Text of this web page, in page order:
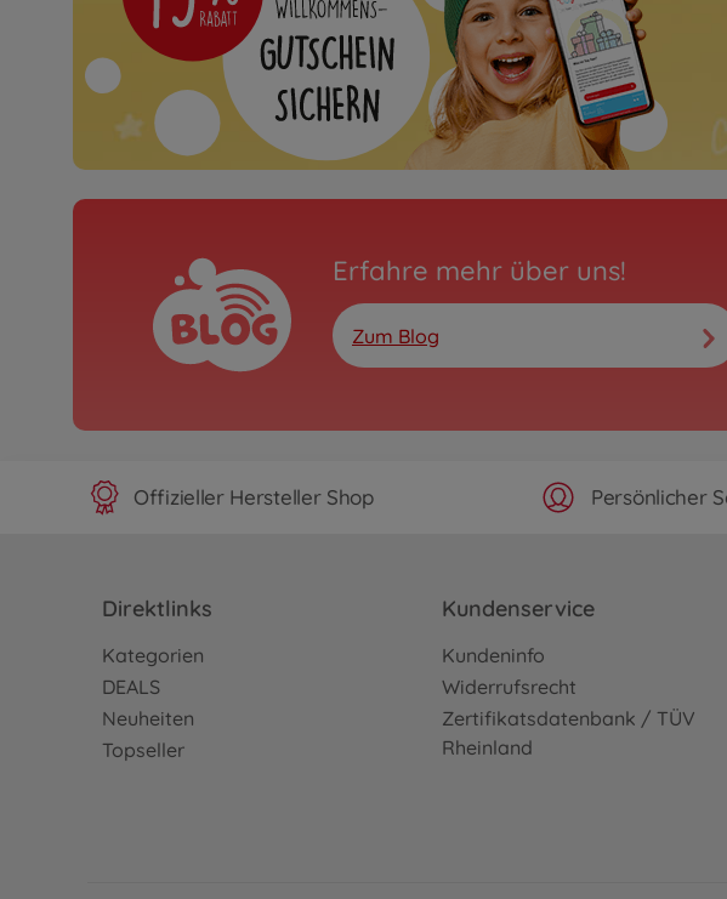
Erfahre mehr über uns!
Zum Blog
Offizieller Hersteller Shop Persönlicher
Direktlinks
Kategorien
DEALS
Neuheiten
Topseller
Kundenservice
Kundeninfo
Widerrufsrecht
Zertifikatsdatenbank / TÜV
Rheinland